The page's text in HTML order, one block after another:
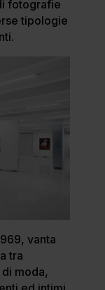
fotografie
tipologie
vanta
tra
moda,